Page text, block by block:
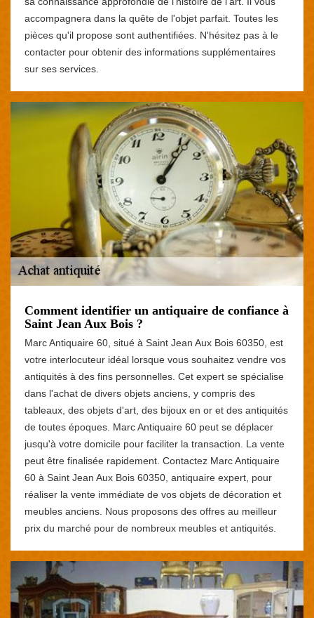
accompagnera dans la quête de l'objet parfait. Toutes les
pièces qu'il propose sont authentifiées. N'hésitez pas à le
contacter pour obtenir des informations supplémentaires
sur ses services.
Comment identifier un antiquaire de confiance à
Saint Jean Aux Bois ?
Marc Antiquaire 60, situé à Saint Jean Aux Bois 60350, est
votre interlocuteur idéal lorsque vous souhaitez vendre vos
antiquités à des fins personnelles. Cet expert se spécialise
dans l'achat de divers objets anciens, y compris des
tableaux, des objets d'art, des bijoux en or et des antiquités
de toutes époques. Marc Antiquaire 60 peut se déplacer
jusqu'à votre domicile pour faciliter la transaction. La vente
peut être finalisée rapidement. Contactez Marc Antiquaire
60 à Saint Jean Aux Bois 60350, antiquaire expert, pour
réaliser la vente immédiate de vos objets de décoration et
meubles anciens. Nous proposons des offres au meilleur
prix du marché pour de nombreux meubles et antiquités.